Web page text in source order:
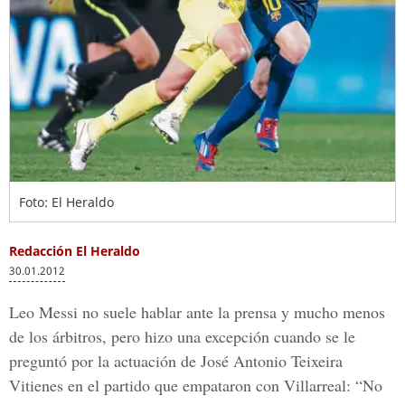
Foto: El Heraldo
Redacción El Heraldo
30.01.2012
Leo Messi no suele hablar ante la prensa y mucho menos
de los árbitros, pero hizo una excepción cuando se le
preguntó por la actuación de José Antonio Teixeira
Vitienes en el partido que empataron con Villarreal: “No